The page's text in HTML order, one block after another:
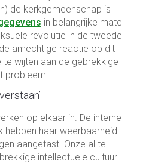
de kerkgemeenschap is
in belangrijke mate
revolutie in de tweede
amechtige reactie op dit
wijten aan de gebrekkige
probleem.
op elkaar in. De interne
hebben haar weerbaarheid
aangetast. Onze al te
intellectuele cultuur